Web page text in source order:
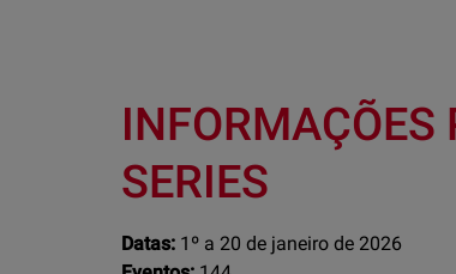
INFORMAÇÕES
SERIES
Datas: 1º a 20 de janeiro de 2026